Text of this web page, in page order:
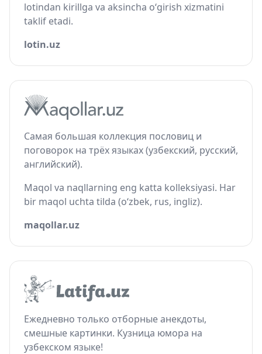
lotindan kirillga va aksincha o‘girish xizmatini
taklif etadi.
lotin.uz
Самая большая коллекция пословиц и
поговорок на трёх языках (узбекский, русский,
английский).
Maqol va naqllarning eng katta kolleksiyasi. Har
bir maqol uchta tilda (o‘zbek, rus, ingliz).
maqollar.uz
Ежедневно только отборные анекдоты,
смешные картинки. Кузница юмора на
узбекском языке!